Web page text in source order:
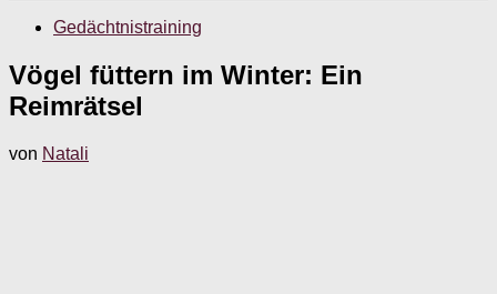
Gedächtnistraining
Vögel füttern im Winter: Ein
Reimrätsel
von Natali